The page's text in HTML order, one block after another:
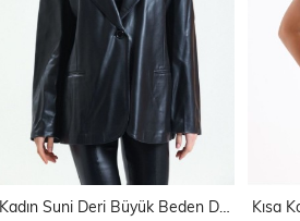
Kadın Suni Deri Büyük Beden Deri Ceket | Ckt33280